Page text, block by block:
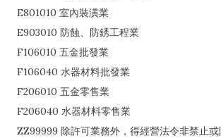
E801010 室內裝潢業
E903010 防蝕、防銹工程業
F106010 五金批發業
F106040 水器材料批發業
F206010 五金零售業
F206040 水器材料零售業
ZZ99999 除許可業務外，得經營法令非禁止